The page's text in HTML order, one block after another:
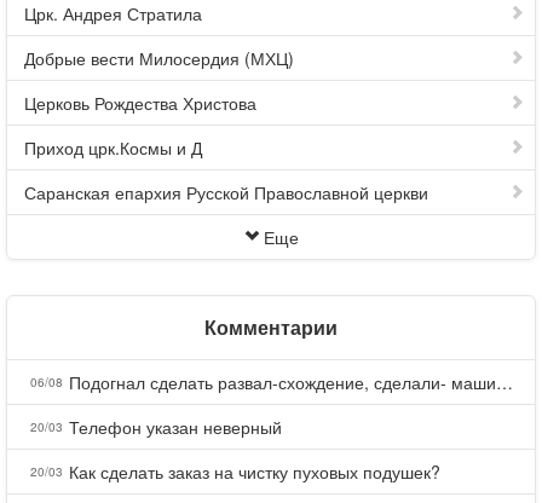
Црк. Андрея Стратила
Добрые вести Милосердия (МХЦ)
Церковь Рождества Христова
Приход црк.Космы и Д
Саранская епархия Русской Православной церкви
Еще
Комментарии
06/08 Подогнал сделать развал-схождение, сделали- машина уходит на право и колеса проверил все хорошо с атмосферами ужас как можно делать авто, не ужели не берегут свою репутацию, не советую.
20/03 Телефон указан неверный
20/03 Как сделать заказ на чистку пуховых подушек?